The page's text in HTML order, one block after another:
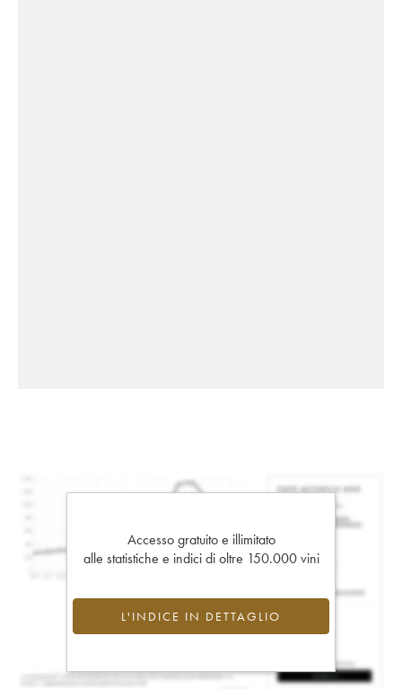
Accesso gratuito e illimitato
alle statistiche e indici di oltre 150.000 vini
L'INDICE IN DETTAGLIO